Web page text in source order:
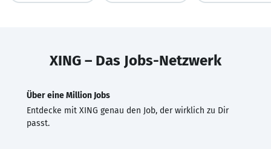
XING – Das Jobs-Netzwerk
Über eine Million Jobs
Entdecke mit XING genau den Job, der wirklich zu Dir
passt.